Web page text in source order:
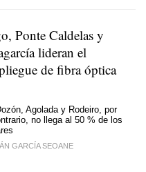
Ponte Caldelas y
lideran el
de fibra óptica
Agolada y Rodeiro, por
no llega al 50 % de los
GARCÍA SEOANE